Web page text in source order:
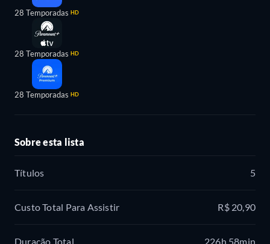
28 Temporadas HD
28 Temporadas HD
28 Temporadas HD
Sobre esta lista
Títulos 5
Custo Total Para Assistir R$ 20,90
Duração Total 226h 58min